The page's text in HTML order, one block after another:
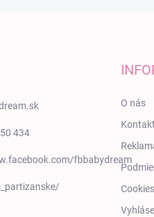
434
fbbabydream
O nás
Cookies